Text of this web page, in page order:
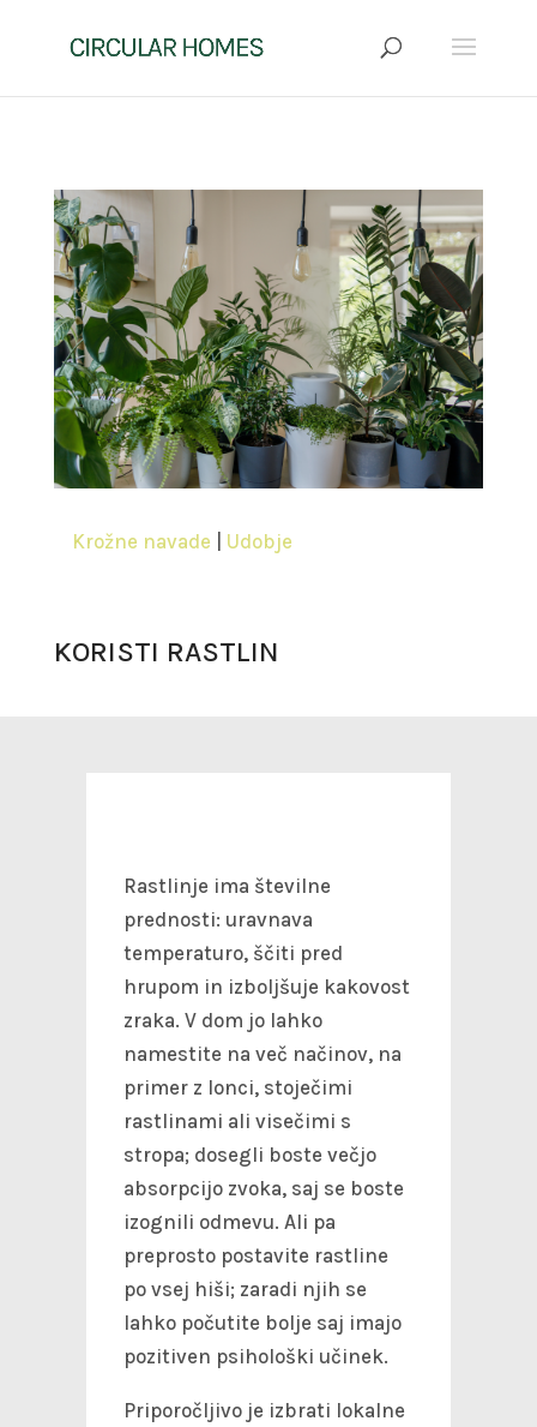
Krožne navade Udobje
KORISTI RASTLIN
Rastlinje ima številne
prednosti: uravnava
temperaturo, ščiti pred
hrupom in izboljšuje kakovost
zraka. V dom jo lahko
namestite na več načinov, na
primer z lonci, stoječimi
rastlinami ali visečimi s
stropa; dosegli boste večjo
absorpcijo zvoka, saj se boste
izognili odmevu. Ali pa
preprosto postavite rastline
po vsej hiši; zaradi njih se
lahko počutite bolje saj imajo
pozitiven psihološki učinek.
Priporočljivo je izbrati lokalne